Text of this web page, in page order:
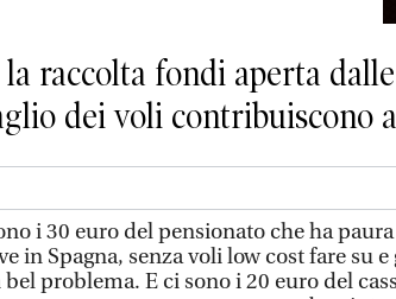
raccolta fondi aperta
dei voli contribuiscono
i 30 euro del pensionato che ha
in Spagna, senza voli low cost fare su e
bel problema. E ci sono i 20 euro del